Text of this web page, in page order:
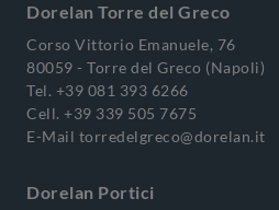
Dorelan Torre del Greco
Corso Vittorio Emanuele, 76
80059 - Torre del Greco (Napoli)
Tel. +39 081 393 6266
Cell. +39 339 505 7675
E-Mail torredelgreco@dorelan.it
Dorelan Portici